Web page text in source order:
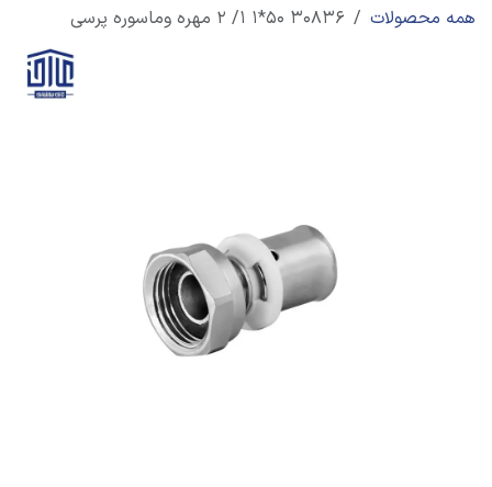
همه محصولات 30836 50*1 1/ 2 مهره وماسوره پرسی